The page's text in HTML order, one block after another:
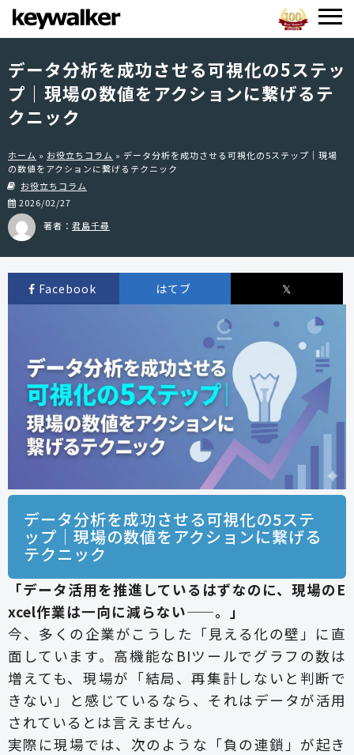
データ分析を成功させる可視化の5ステッ
プ｜現場の数値をアクションに繋げるテ
クニック
ホーム » お役立ちコラム » データ分析を成功させる可視化の5ステップ｜現場
の数値をアクションに繋げるテクニック
お役立ちコラム
2026/02/27
著者： 君島千尋
Facebook はてブ 𝕏
データ分析を成功させる可視化の5ステ
ップ｜現場の数値をアクションに繋げる
テクニック
「データ活用を推進しているはずなのに、現場のE
xcel作業は一向に減らない——。」
今、多くの企業がこうした「見える化の壁」に直
面しています。高機能なBIツールでグラフの数は
増えても、現場が「結局、再集計しないと判断で
きない」と感じているなら、それはデータが活用
されているとは言えません。
実際に現場では、次のような「負の連鎖」が起き